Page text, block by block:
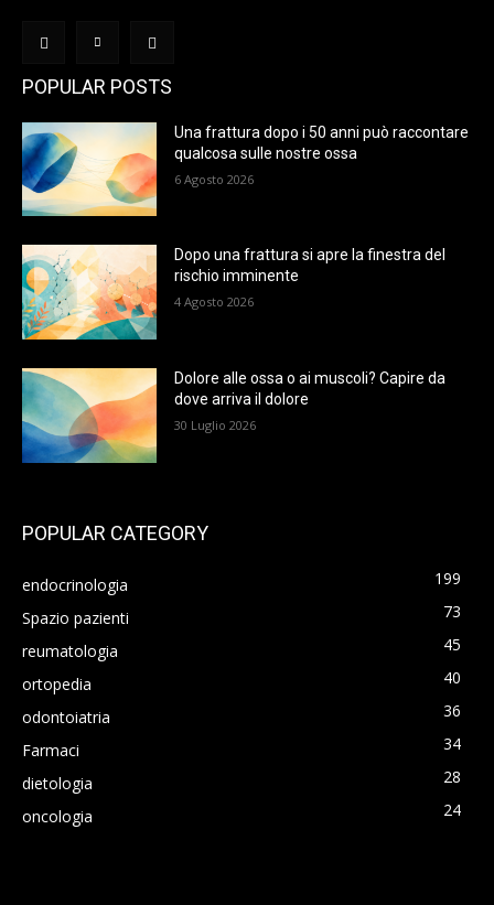
POPULAR POSTS
Una frattura dopo i 50 anni può raccontare
qualcosa sulle nostre ossa
6 Agosto 2026
Dopo una frattura si apre la finestra del
rischio imminente
4 Agosto 2026
Dolore alle ossa o ai muscoli? Capire da
dove arriva il dolore
30 Luglio 2026
POPULAR CATEGORY
endocrinologia
199
Spazio pazienti
73
reumatologia
45
ortopedia
40
odontoiatria
36
Farmaci
34
dietologia
28
oncologia
24